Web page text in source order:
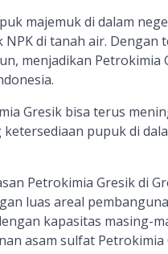
majemuk di dalam
di tanah air. Dengan
menjadikan Petrokimia
Gresik bisa terus
pupuk di
Petrokimia Gresik di
luas areal
kapasitas masing-
asam sulfat Petrokimia